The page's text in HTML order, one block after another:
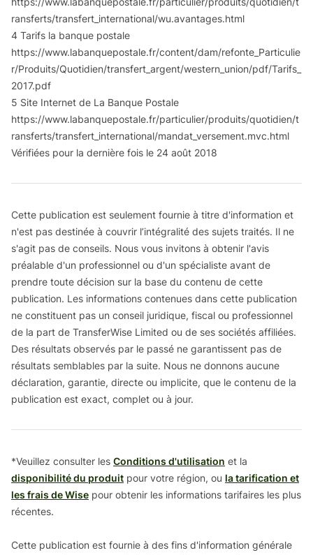
ransferts/transfert_international/wu.avantages.html
4 Tarifs la banque postale
https://www.labanquepostale.fr/content/dam/refonte_Particulie
r/Produits/Quotidien/transfert_argent/western_union/pdf/Tarifs_
2017.pdf
5 Site Internet de La Banque Postale
https://www.labanquepostale.fr/particulier/produits/quotidien/t
ransferts/transfert_international/mandat_versement.mvc.html
Vérifiées pour la dernière fois le 24 août 2018
Cette publication est seulement fournie à titre d'information et
n'est pas destinée à couvrir l’intégralité des sujets traités. Il ne
s'agit pas de conseils. Nous vous invitons à obtenir l'avis
préalable d'un professionnel ou d'un spécialiste avant de
prendre toute décision sur la base du contenu de cette
publication. Les informations contenues dans cette publication
ne constituent pas un conseil juridique, fiscal ou professionnel
de la part de TransferWise Limited ou de ses sociétés affiliées.
Des résultats observés par le passé ne garantissent pas de
résultats semblables par la suite. Nous ne donnons aucune
déclaration, garantie, directe ou implicite, que le contenu de la
publication est exact, complet ou à jour.
*Veuillez consulter les Conditions d'utilisation et la
disponibilité du produit pour votre région, ou la tarification et
les frais de Wise pour obtenir les informations tarifaires les plus
récentes.
Cette publication est fournie à des fins d'information générale